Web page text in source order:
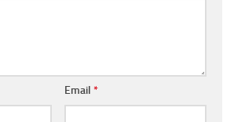
Email *